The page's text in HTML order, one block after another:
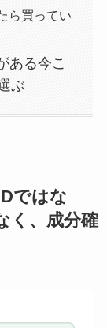
ら買ってい
ある今こ
ぶ
ではな
く、成分確